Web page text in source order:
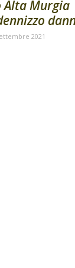
Alta Murgia
2021